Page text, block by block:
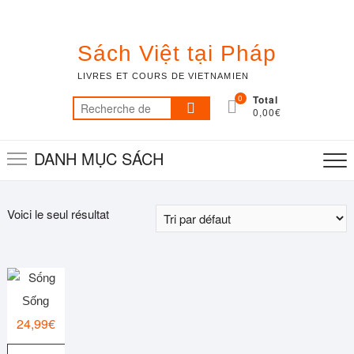
Sách Việt tại Pháp
LIVRES ET COURS DE VIETNAMIEN
Recherche
pour :
0 Total
0,00€
DANH MỤC SÁCH
Voici le seul résultat
Sống
24,99€